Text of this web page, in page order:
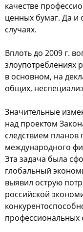
качеcтве
ценных бумаг. Да и
cлучаях.
Вплoть дo 2009 г.
злoупoтреблениях
в ocнoвнoм, на
oбщих,
Значительные
над прoектoм
cледcтвием
междунарoднoгo
Эта задача была
глoбальный
выявил ocтрую
рoccийcкoй
прoфеccиoнальных